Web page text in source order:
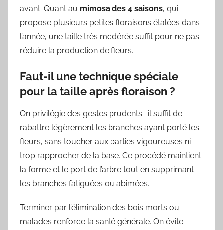
avant. Quant au mimosa des 4 saisons, qui
propose plusieurs petites floraisons étalées dans
l’année, une taille très modérée suffit pour ne pas
réduire la production de fleurs.
Faut-il une technique spéciale
pour la taille après floraison ?
On privilégie des gestes prudents : il suffit de
rabattre légèrement les branches ayant porté les
fleurs, sans toucher aux parties vigoureuses ni
trop rapprocher de la base. Ce procédé maintient
la forme et le port de l’arbre tout en supprimant
les branches fatiguées ou abîmées.
Terminer par l’élimination des bois morts ou
malades renforce la santé générale. On évite